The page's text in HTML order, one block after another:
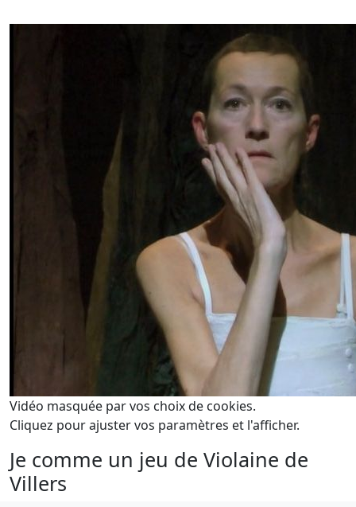
Vidéo masquée par vos choix de cookies.
Cliquez pour ajuster vos paramètres et l'afficher.
Je comme un jeu de Violaine de
Villers